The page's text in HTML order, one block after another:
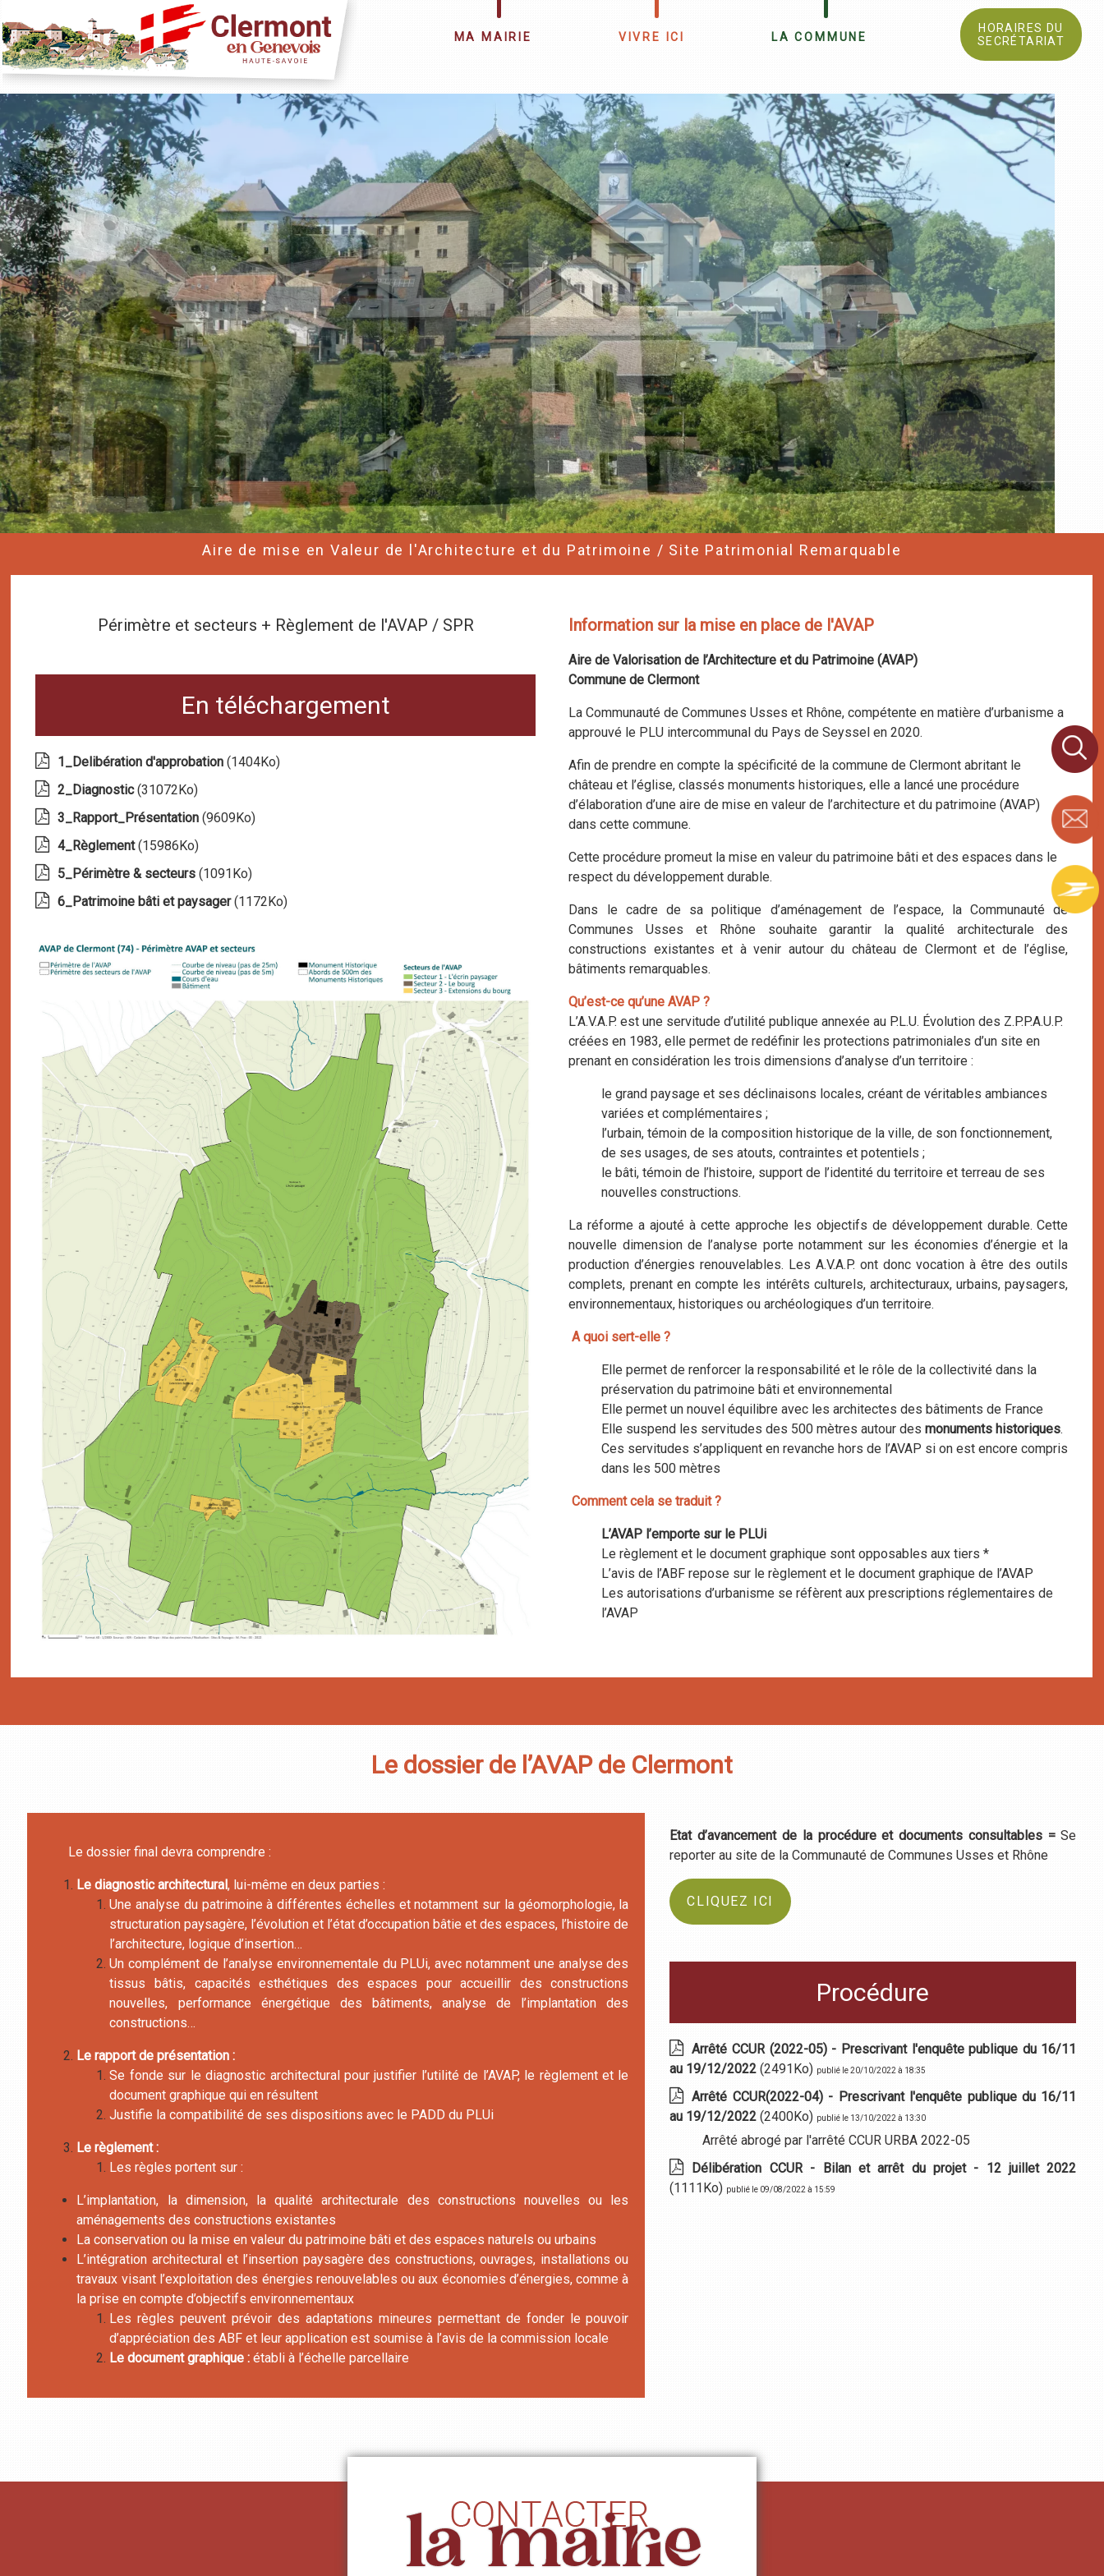
HORAIRES DU
SECRÉTARIAT
MA MAIRIE VIVRE ICI LA COMMUNE
Aire de mise en Valeur de l'Architecture et du Patrimoine / Site Patrimonial Remarquable
Périmètre et secteurs + Règlement de l'AVAP / SPR
En téléchargement
1_Delibération d'approbation (1404Ko)
2_Diagnostic(31072Ko)
3_Rapport_Présentation (9609Ko)
4_Règlement(15986Ko)
5_Périmètre & secteurs (1091Ko)
6_Patrimoine bâti et paysager(1172Ko)
Information sur la mise en place de l'AVAP
Aire de Valorisation de l’Architecture et du Patrimoine (AVAP)
Commune de Clermont
La Communauté de Communes Usses et Rhône, compétente en matière d’urbanisme a
approuvé le PLU intercommunal du Pays de Seyssel en 2020.
Afin de prendre en compte la spécificité de la commune de Clermont abritant le
château et l’église, classés monuments historiques, elle a lancé une procédure
d’élaboration d’une aire de mise en valeur de l’architecture et du patrimoine (AVAP)
dans cette commune.
Cette procédure promeut la mise en valeur du patrimoine bâti et des espaces dans le
respect du développement durable.
Dans le cadre de sa politique d’aménagement de l’espace, la Communauté de
Communes Usses et Rhône souhaite garantir la qualité architecturale des
constructions existantes et à venir autour du château de Clermont et de l’église,
bâtiments remarquables.
Qu’est-ce qu’une AVAP ?
L’A.V.A.P. est une servitude d’utilité publique annexée au P.L.U. Évolution des Z.P.P.A.U.P.
créées en 1983, elle permet de redéfinir les protections patrimoniales d’un site en
prenant en considération les trois dimensions d’analyse d’un territoire :
le grand paysage et ses déclinaisons locales, créant de véritables ambiances
variées et complémentaires ;
l’urbain, témoin de la composition historique de la ville, de son fonctionnement,
de ses usages, de ses atouts, contraintes et potentiels ;
le bâti, témoin de l’histoire, support de l’identité du territoire et terreau de ses
nouvelles constructions.
La réforme a ajouté à cette approche les objectifs de développement durable. Cette
nouvelle dimension de l’analyse porte notamment sur les économies d’énergie et la
production d’énergies renouvelables. Les A.V.A.P. ont donc vocation à être des outils
complets, prenant en compte les intérêts culturels, architecturaux, urbains, paysagers,
environnementaux, historiques ou archéologiques d’un territoire.
A quoi sert-elle ?
Elle permet de renforcer la responsabilité et le rôle de la collectivité dans la
préservation du patrimoine bâti et environnemental
Elle permet un nouvel équilibre avec les architectes des bâtiments de France
Elle suspend les servitudes des 500 mètres autour desmonuments historiques.
Ces servitudes s’appliquent en revanche hors de l’AVAP si on est encore compris
dans les 500 mètres
Comment cela se traduit ?
L’AVAP l’emporte sur le PLUi
Le règlement et le document graphique sont opposables aux tiers *
L’avis de l’ABF repose sur le règlement et le document graphique de l’AVAP
Les autorisations d’urbanisme se réfèrent aux prescriptions réglementaires de
l’AVAP
Le dossier de l’AVAP de Clermont
Le dossier final devra comprendre :
Le diagnostic architectural, lui-même en deux parties :
Une analyse du patrimoine à différentes échelles et notamment sur la géomorphologie, la
structuration paysagère, l’évolution et l’état d’occupation bâtie et des espaces, l’histoire de
l’architecture, logique d’insertion…
Un complément de l’analyse environnementale du PLUi, avec notamment une analyse des
tissus bâtis, capacités esthétiques des espaces pour accueillir des constructions
nouvelles, performance énergétique des bâtiments, analyse de l’implantation des
constructions…
Le rapport de présentation :
Se fonde sur le diagnostic architectural pour justifier l’utilité de l’AVAP, le règlement et le
document graphique qui en résultent
Justifie la compatibilité de ses dispositions avec le PADD du PLUi
Le règlement :
Les règles portent sur :
L’implantation, la dimension, la qualité architecturale des constructions nouvelles ou les
aménagements des constructions existantes
La conservation ou la mise en valeur du patrimoine bâti et des espaces naturels ou urbains
L’intégration architectural et l’insertion paysagère des constructions, ouvrages, installations ou
travaux visant l’exploitation des énergies renouvelables ou aux économies d’énergies, comme à
la prise en compte d’objectifs environnementaux
Les règles peuvent prévoir des adaptations mineures permettant de fonder le pouvoir
d’appréciation des ABF et leur application est soumise à l’avis de la commission locale
Le document graphique :établi à l’échelle parcellaire
Etat d’avancement de la procédure et documents consultables =Se
reporter au site de la Communauté de Communes Usses et Rhône
CLIQUEZ ICI
Procédure
Arrêté CCUR (2022-05) - Prescrivant l'enquête publique du 16/11
au 19/12/2022 (2491Ko) publié le 20/10/2022 à 18:35
Arrêté CCUR(2022-04) - Prescrivant l'enquête publique du 16/11
au 19/12/2022 (2400Ko) publié le 13/10/2022 à 13:30
Arrêté abrogé par l'arrêté CCUR URBA 2022-05
Délibération CCUR - Bilan et arrêt du projet - 12 juillet 2022
(1111Ko) publié le 09/08/2022 à 15:59